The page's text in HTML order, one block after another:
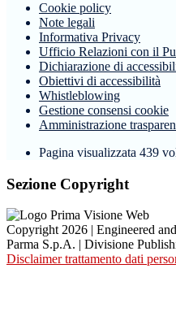
Cookie policy
Note legali
Informativa Privacy
Ufficio Relazioni con il
Dichiarazione di
Obiettivi di accessibilità
Whistleblowing
Gestione consensi cookie
Amministrazione
Pagina visualizzata 439
Sezione Copyright
Copyright 2026 | Engineered
Parma S.p.A. | Divisione
Disclaimer trattamento dati